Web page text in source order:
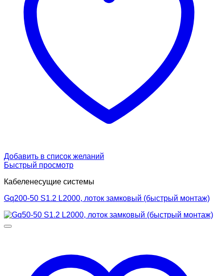
Добавить в список желаний
Быстрый просмотр
Кабеленесущие системы
Gq200-50 S1.2 L2000, лоток замковый (быстрый монтаж)